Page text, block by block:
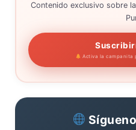
Contenido exclusivo sobre
Activa la campanita